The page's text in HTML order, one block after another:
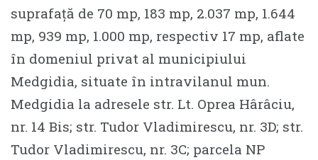
suprafață de 70 mp, 183 mp, 2.037 mp, 1.644
mp, 939 mp, 1.000 mp, respectiv 17 mp, aflate
în domeniul privat al municipiului
Medgidia, situate în intravilanul mun.
Medgidia la adresele str. Lt. Oprea Hârâciu,
nr. 14 Bis; str. Tudor Vladimirescu, nr. 3D; str.
Tudor Vladimirescu, nr. 3C; parcela NP